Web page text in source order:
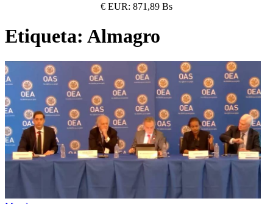
€ EUR: 871,89 Bs
Etiqueta: Almagro